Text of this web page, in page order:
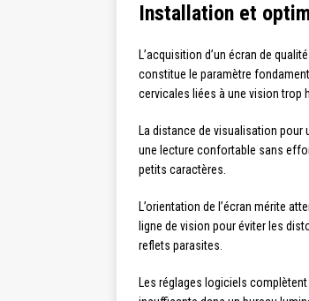
Installation et
L’acquisition d’un écran de
constitue le paramètre
cervicales liées à une vision trop
La distance de visualisation pour
une lecture confortable sans
petits caractères.
L’orientation de l’écran mérite
ligne de vision pour éviter les
reflets parasites.
Les réglages logiciels